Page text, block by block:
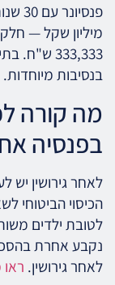
333,333
בנסיבות מיוחדות.
מה קורה
בפנסיה
לאחר גירושין יש
הכיסוי הביטוחי
לטובת ילדים
נקבע אחרת
לאחר גירושין.